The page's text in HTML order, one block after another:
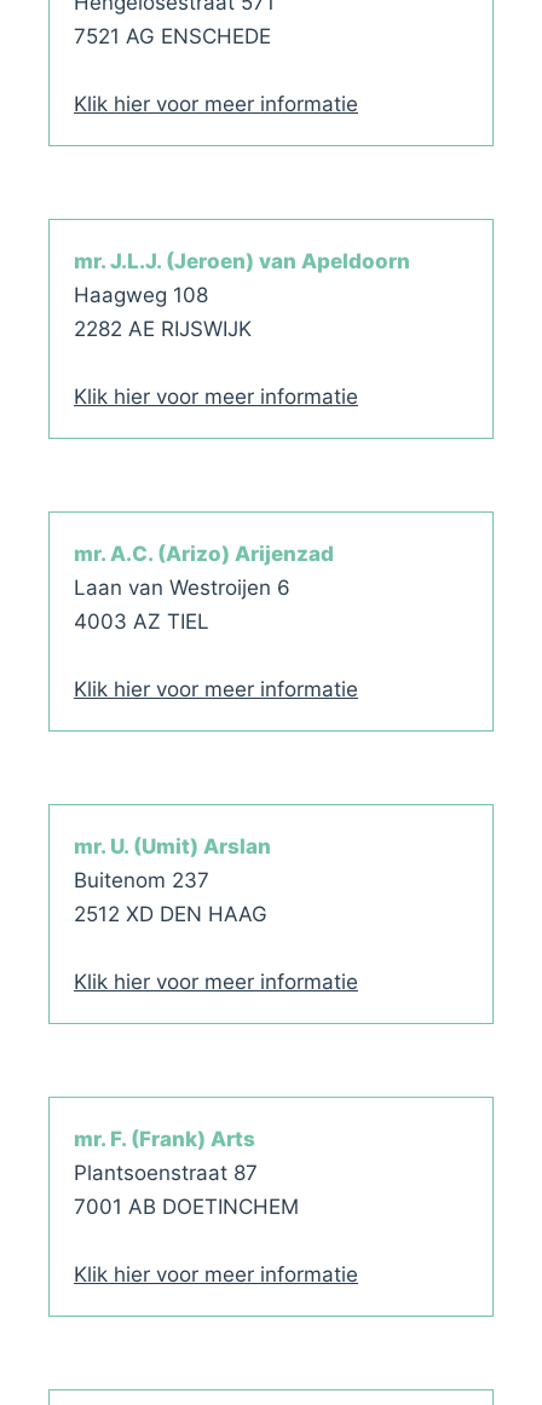
7521 AG ENSCHEDE
Klik hier voor meer informatie
mr. J.L.J. (Jeroen) van Apeldoorn
Haagweg 108
2282 AE RIJSWIJK
Klik hier voor meer informatie
mr. A.C. (Arizo) Arijenzad
Laan van Westroijen 6
4003 AZ TIEL
Klik hier voor meer informatie
mr. U. (Umit) Arslan
Buitenom 237
2512 XD DEN HAAG
Klik hier voor meer informatie
mr. F. (Frank) Arts
Plantsoenstraat 87
7001 AB DOETINCHEM
Klik hier voor meer informatie